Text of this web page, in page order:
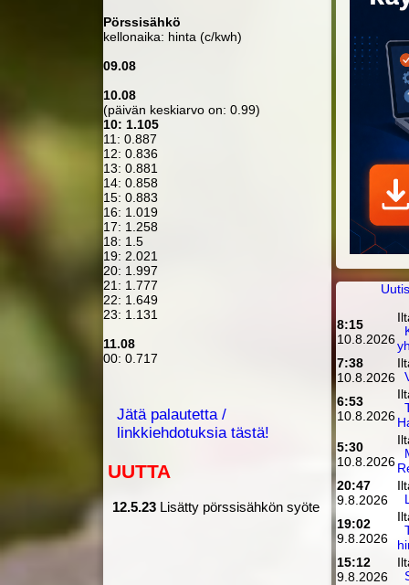
Pörssisähkö
kellonaika: hinta (c/kwh)
09.08
10.08
(päivän keskiarvo on: 0.99)
10: 1.105
11: 0.887
12: 0.836
13: 0.881
14: 0.858
15: 0.883
16: 1.019
17: 1.258
18: 1.5
19: 2.021
20: 1.997
21: 1.777
22: 1.649
23: 1.131
11.08
00: 0.717
Jätä palautetta /
linkkiehdotuksia tästä!
UUTTA
12.5.23 Lisätty pörssisähkön syöte
8:15
10.8.2026
7:38
10.8.2026
6:53
10.8.2026
5:30
10.8.2026
20:47
9.8.2026
19:02
9.8.2026
15:12
9.8.2026